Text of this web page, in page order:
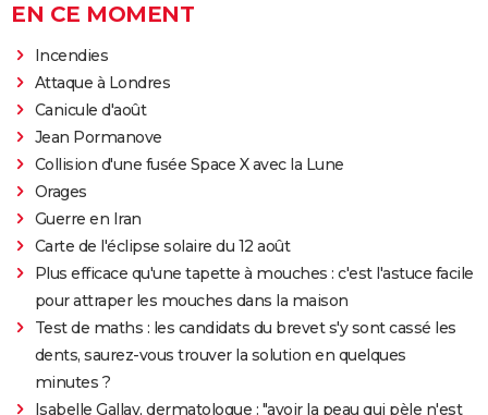
EN CE MOMENT
Incendies
Attaque à Londres
Canicule d'août
Jean Pormanove
Collision d'une fusée Space X avec la Lune
Orages
Guerre en Iran
Carte de l'éclipse solaire du 12 août
Plus efficace qu'une tapette à mouches : c'est l'astuce facile
pour attraper les mouches dans la maison
Test de maths : les candidats du brevet s'y sont cassé les
dents, saurez-vous trouver la solution en quelques
minutes ?
Isabelle Gallay, dermatologue : "avoir la peau qui pèle n'est